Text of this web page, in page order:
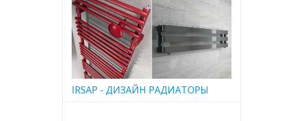
IRSAP - ДИЗАЙН РАДИАТОРЫ